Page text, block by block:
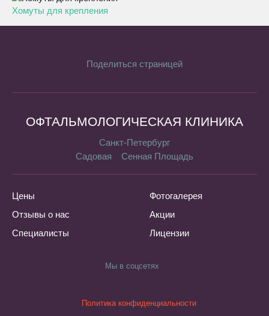
Хомуты для крепления
Поделиться страницей
ОФТАЛЬМОЛОГИЧЕСКАЯ КЛИНИКА
Санкт-Петербург
Садовая
Сенная Площадь
Цены
Отзывы о нас
Специалисты
Фотогалерея
Акции
Лицензии
Мы в соцсетях
Политика конфиденциальности